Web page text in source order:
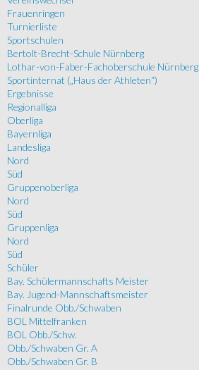
Frauenringen
Turnierliste
Sportschulen
Bertolt-Brecht-Schule Nürnberg
Lothar-von-Faber-Fachoberschule Nürnberg
Sportinternat („Haus der Athleten“)
Ergebnisse
Regionalliga
Oberliga
Bayernliga
Landesliga
Nord
Süd
Gruppenoberliga
Nord
Süd
Gruppenliga
Nord
Süd
Schüler
Bay. Schülermannschafts Meister
Bay. Jugend-Mannschaftsmeister
Finalrunde Obb./Schwaben
BOL Mittelfranken
BOL Obb./Schw.
Obb./Schwaben Gr. A
Obb./Schwaben Gr. B